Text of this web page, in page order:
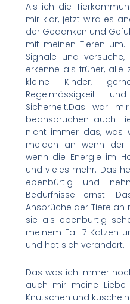
Als ich die
mir klar, jetzt wird es
der Gedanken und
mit meinen Tieren
Signale und
erkenne als früher, alle
kleine Kinder,
Regelmässigkeit
Sicherheit.Das war
beanspruchen auch
nicht immer das, was
melden an wenn der
wenn die Energie im
und vieles mehr. Das
ebenbürtig und
Bedürfnisse ernst.
Ansprüche der Tiere
sie als ebenbürtig
meinem Fall 7 Katzen
und hat sich verändert.
Das was ich immer
auch mir meine
Knutschen und